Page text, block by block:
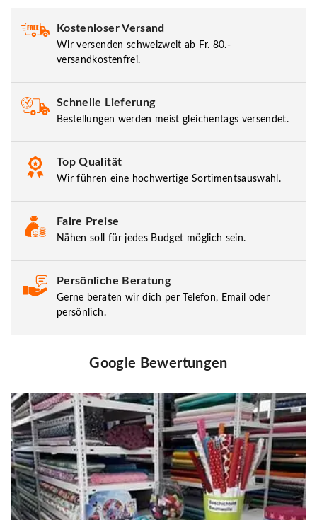
Kostenloser Versand
Wir versenden schweizweit ab Fr. 80.-
versandkostenfrei.
Schnelle Lieferung
Bestellungen werden meist gleichentags versendet.
Top Qualität
Wir führen eine hochwertige Sortimentsauswahl.
Faire Preise
Nähen soll für jedes Budget möglich sein.
Persönliche Beratung
Gerne beraten wir dich per Telefon, Email oder
persönlich.
Google Bewertungen